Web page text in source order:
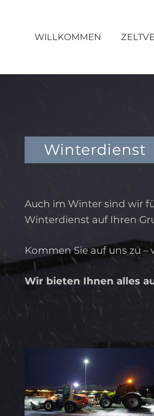
WILLKOMMEN
Winterdienst
Auch im Winter sind wir
Winterdienst auf Ihren
Kommen Sie auf uns zu
Wir bieten Ihnen alles